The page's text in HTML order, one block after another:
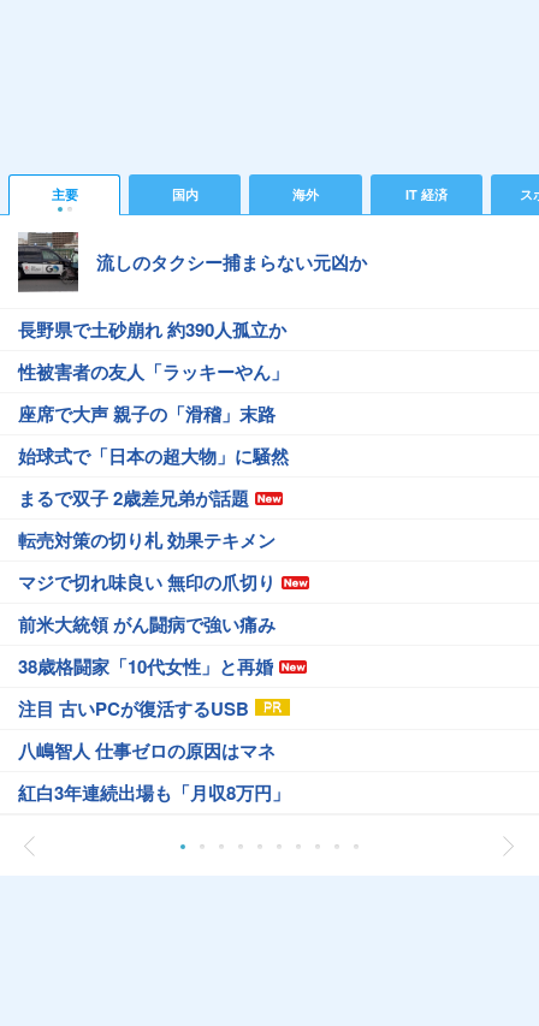
主要 国内 海外 IT 経済 ス
流しのタクシー捕まらない元凶か
長野県で土砂崩れ 約390人孤立か
性被害者の友人「ラッキーやん」
座席で大声 親子の「滑稽」末路
始球式で「日本の超大物」に騒然
まるで双子 2歳差兄弟が話題
転売対策の切り札 効果テキメン
マジで切れ味良い 無印の爪切り
前米大統領 がん闘病で強い痛み
38歳格闘家「10代女性」と再婚
注目 古いPCが復活するUSB
八嶋智人 仕事ゼロの原因はマネ
紅白3年連続出場も「月収8万円」